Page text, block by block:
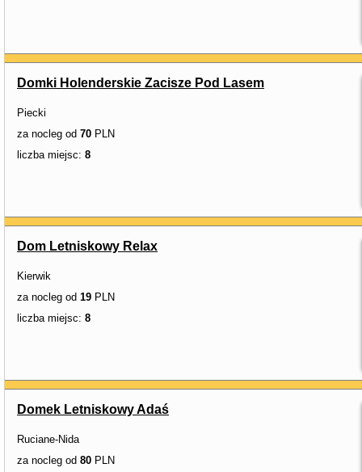
Domki Holenderskie Zacisze Pod Lasem
Piecki
za nocleg od 70 PLN
liczba miejsc: 8
Dom Letniskowy Relax
Kierwik
za nocleg od 19 PLN
liczba miejsc: 8
Domek Letniskowy Adaś
Ruciane-Nida
za nocleg od 80 PLN